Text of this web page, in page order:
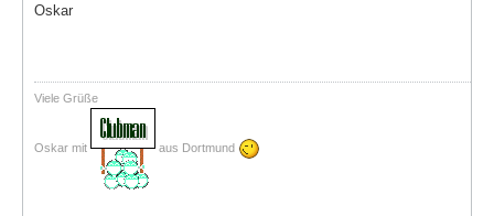
Oskar
Viele Grüße
Oskar mit aus Dortmund